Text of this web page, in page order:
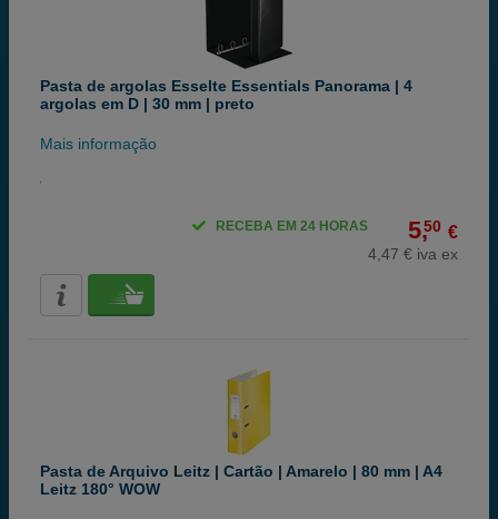
Pasta de argolas Esselte Essentials Panorama | 4
argolas em D | 30 mm | preto
Mais informação
5,50 €
4,47 € iva ex
RECEBA EM 24 HORAS
Pasta de Arquivo Leitz | Cartão | Amarelo | 80 mm | A4
Leitz 180° WOW